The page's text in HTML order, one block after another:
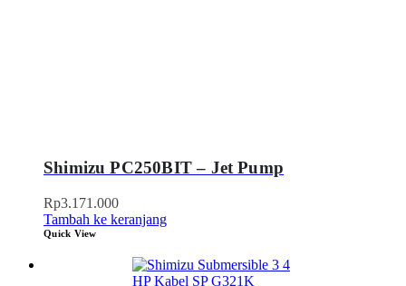
Shimizu PC250BIT – Jet Pump
Rp3.171.000
Tambah ke keranjang
Quick View